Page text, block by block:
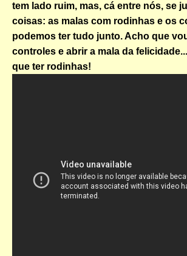
tem lado ruim, mas, cá entre nós, se
coisas: as malas com rodinhas e os
podemos ter tudo junto. Acho que
controles e abrir a mala da
que ter rodinhas!